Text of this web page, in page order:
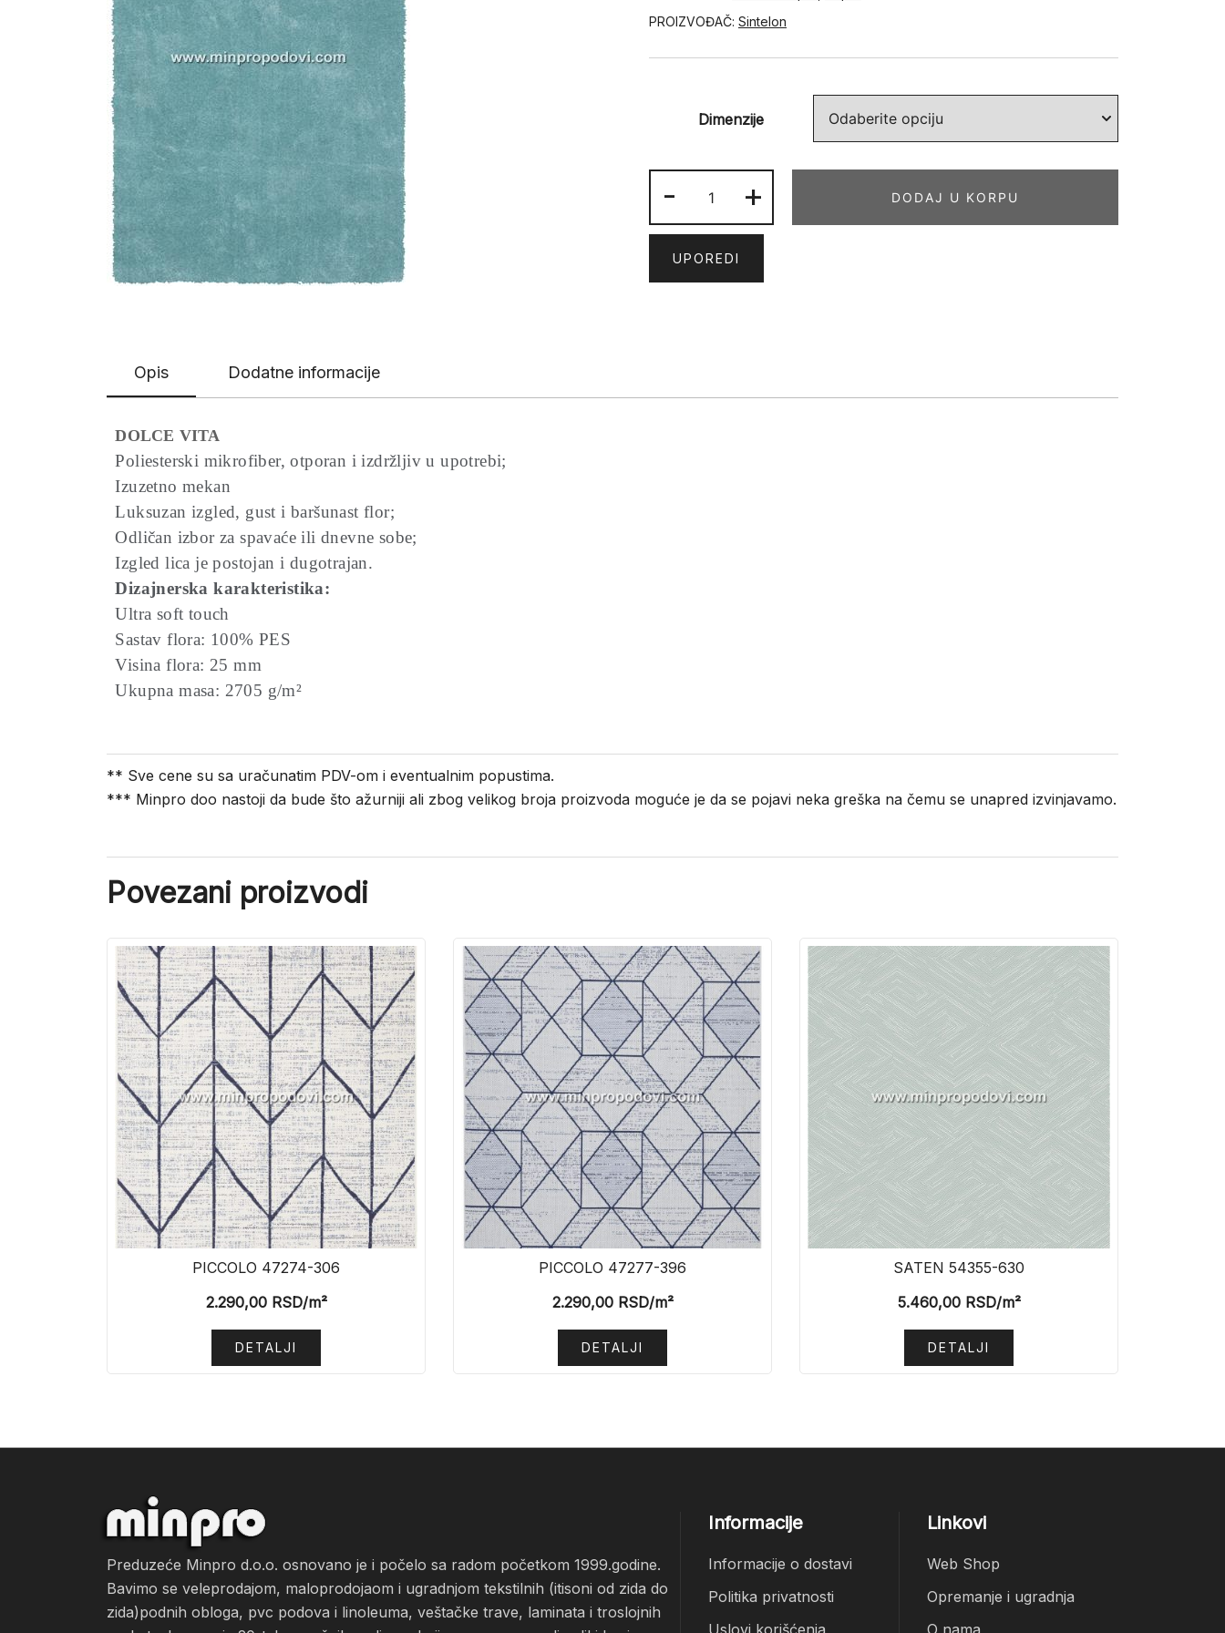
PROIZVOĐAČ: Sintelon
Dimenzije
-
VITA
01
TTT
+ DODAJ U KORPU
UPOREDI
Opis Dodatne informacije
DOLCE VITA
Poliesterski mikrofiber, otporan i izdržljiv u upotrebi;
Izuzetno mekan
Luksuzan izgled, gust i baršunast flor;
Odličan izbor za spavaće ili dnevne sobe;
Izgled lica je postojan i dugotrajan.
Dizajnerska karakteristika:
Ultra soft touch
Sastav flora: 100% PES
Visina flora: 25 mm
Ukupna masa: 2705 g/m²
** Sve cene su sa uračunatim PDV-om i eventualnim popustima.
*** Minpro doo nastoji da bude što ažurniji ali zbog velikog broja proizvoda moguće je da se pojavi neka greška na čemu se unapred izvinjavamo.
Povezani proizvodi
PICCOLO 47274-306
2.290,00RSD/m²
DETALJI
PICCOLO 47277-396
2.290,00RSD/m²
DETALJI
SATEN 54355-630
5.460,00RSD/m²
DETALJI
Preduzeće Minpro d.o.o. osnovano je i počelo sa radom početkom 1999.godine.
Bavimo se veleprodajom, maloprodojaom i ugradnjom tekstilnih (itisoni od zida do
zida)podnih obloga, pvc podova i linoleuma, veštačke trave, laminata i troslojnih
Informacije
Informacije o dostavi
Politika privatnosti
Linkovi
Web Shop
Opremanje i ugradnja